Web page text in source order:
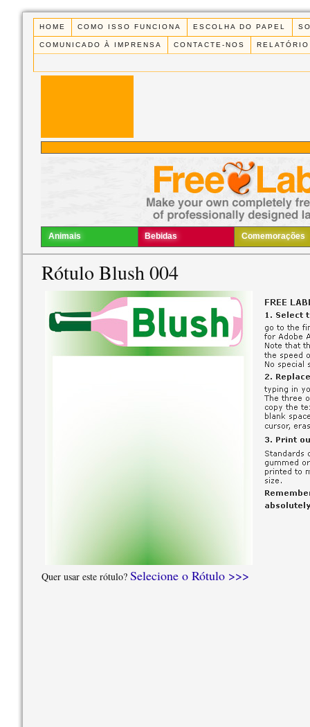
HOME COMO ISSO FUNCIONA ESCOLHA DO PAPEL
COMUNICADO À IMPRENSA CONTACTE-NOS
Animais Bebidas Comemorações
Rótulo Blush 004
Quer usar este rótulo? Selecione o Rótulo >>>